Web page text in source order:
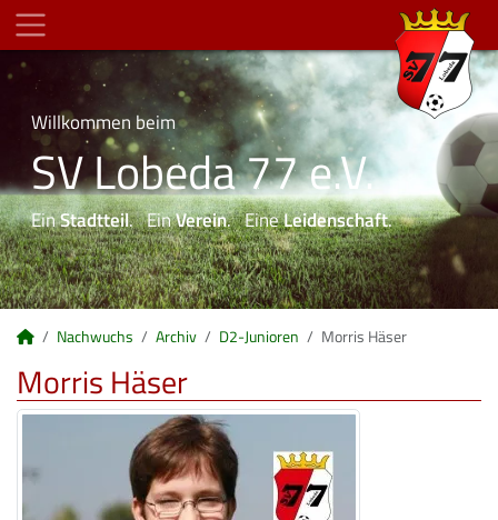
Willkommen beim
SV Lobeda 77 e.V.
EinStadtteil. EinVerein. EineLeidenschaft.
Nachwuchs Archiv D2-Junioren Morris Häser
Morris Häser